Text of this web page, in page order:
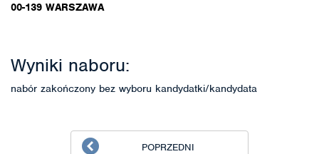
00-139 WARSZAWA
Wyniki naboru:
nabór zakończony bez wyboru kandydatki/kandydata
POPRZEDNI